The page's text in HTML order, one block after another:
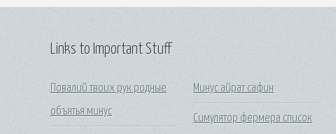
Links to Important Stuff
Повалий твоих рук родные
объятья минус
Минус айрат сафин
Симулятор фермера список